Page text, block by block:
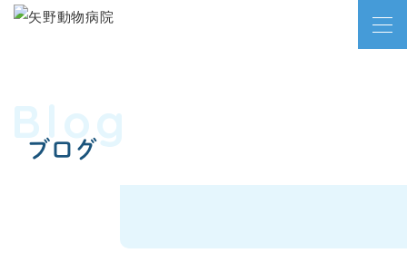
ブログ
Blog